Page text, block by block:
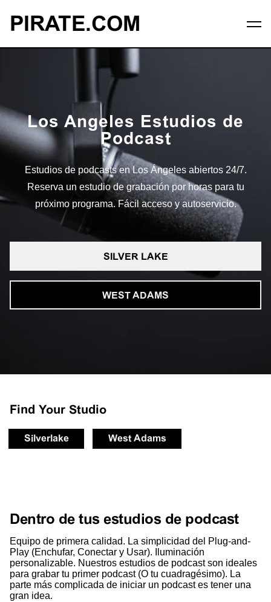
PIRATE.COM
Los Angeles Estudios de
Podcast
Estudios de podcasts en Los Ángeles abiertos 24/7.
Reserva un estudio de grabación por horas para tu
próximo programa. Fácil acceso y autoservicio.
SILVER LAKE
WEST ADAMS
Find Your Studio
Silverlake West Adams
Dentro de tus estudios de podcast
Equipo de primera calidad. La simplicidad del Plug-and-
Play (Enchufar, Conectar y Usar). Iluminación
personalizable. Nuestros estudios de podcast son ideales
para grabar tu primer podcast (O tu cuadragésimo). La
parte más complicada de iniciar un podcast es tener una
gran idea.